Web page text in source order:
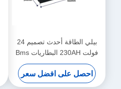
بيلي الطاقة أحدث تصميم 24
فولت 230AH البطاريات Bms
للسكوتر الطبي اليخوت
احصل على افضل سعر